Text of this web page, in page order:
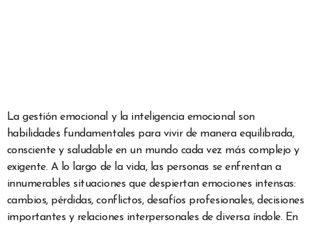
La gestión emocional y la inteligencia emocional son
habilidades fundamentales para vivir de manera equilibrada,
consciente y saludable en un mundo cada vez más complejo y
exigente. A lo largo de la vida, las personas se enfrentan a
innumerables situaciones que despiertan emociones intensas:
cambios, pérdidas, conflictos, desafíos profesionales, decisiones
importantes y relaciones interpersonales de diversa índole. En